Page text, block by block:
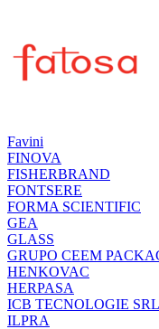
Favini
FINOVA
FISHERBRAND
FONTSERE
FORMA SCIENTIFIC
GEA
GLASS
GRUPO CEEM
HENKOVAC
HERPASA
ICB TECNOLOGIE SRL
ILPRA